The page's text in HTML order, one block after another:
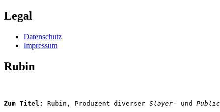
Legal
Datenschutz
Impressum
Rubin
Zum Titel: Rubin, Produzent diverser Slayer- und Public